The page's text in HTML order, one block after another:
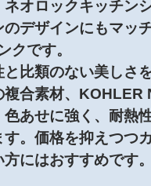
ネオロックキッチン
デザインにもマッ
クです。
比類のない美しさ
複合素材、KOHLER
色あせに強く、耐熱
す。価格を抑えつつ
にはおすすめです。